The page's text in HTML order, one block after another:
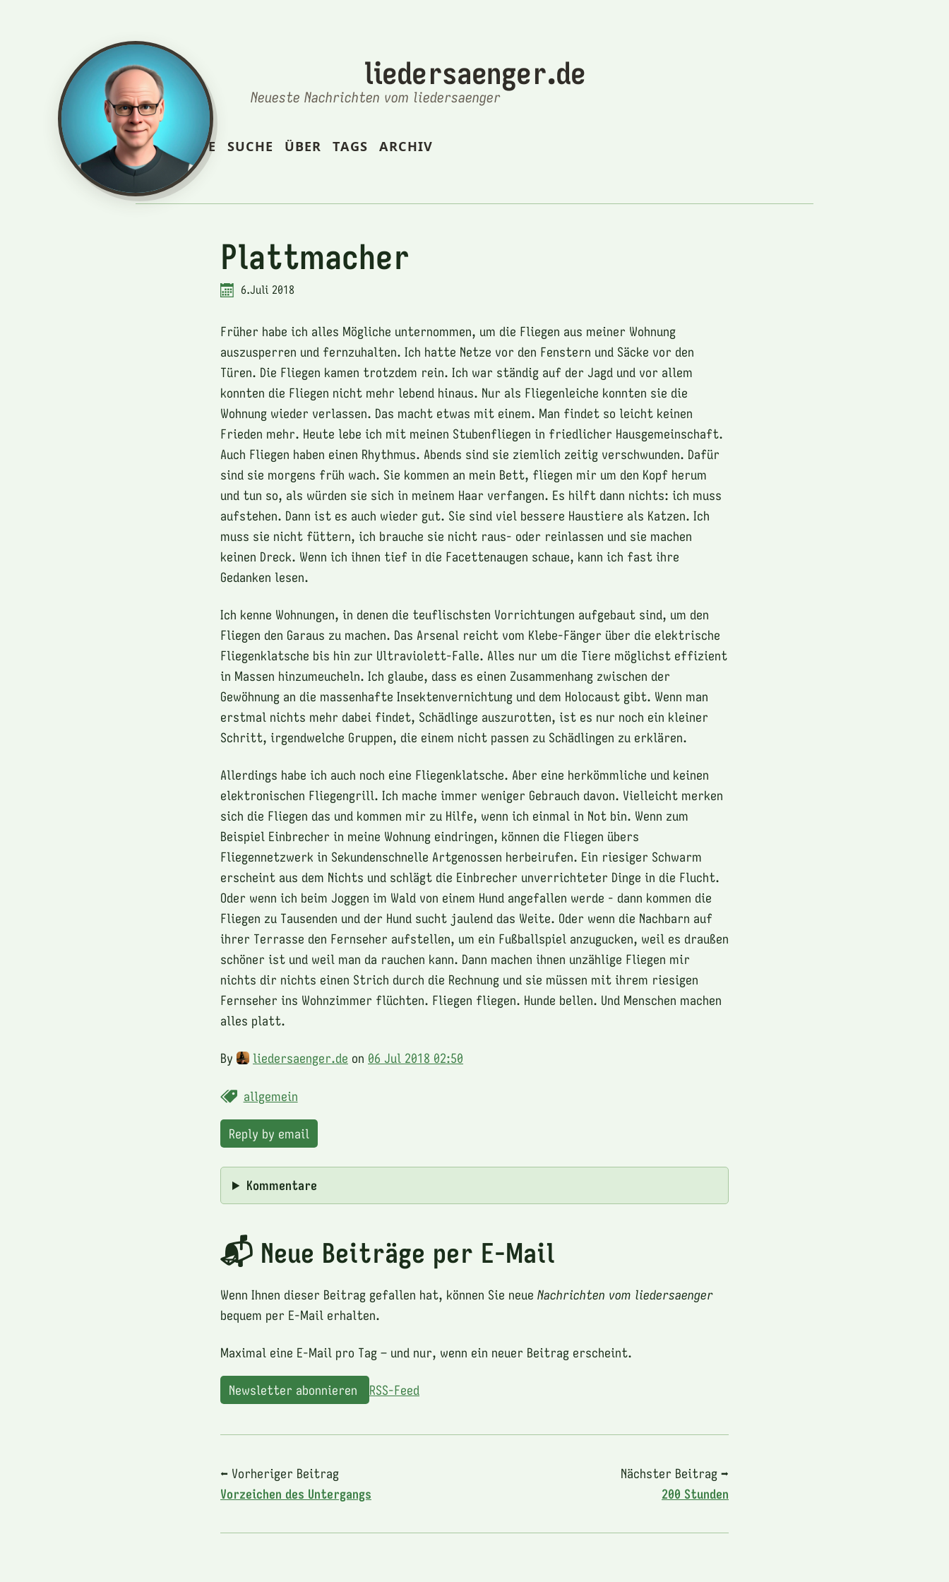
liedersaenger.de
Neueste Nachrichten vom liedersaenger
STARTSEITE SUCHE ÜBER TAGS ARCHIV
Plattmacher
6.Juli 2018
Früher habe ich alles Mögliche unternommen, um die Fliegen aus meiner Wohnung
auszusperren und fernzuhalten. Ich hatte Netze vor den Fenstern und Säcke vor den
Türen. Die Fliegen kamen trotzdem rein. Ich war ständig auf der Jagd und vor allem
konnten die Fliegen nicht mehr lebend hinaus. Nur als Fliegenleiche konnten sie die
Wohnung wieder verlassen. Das macht etwas mit einem. Man findet so leicht keinen
Frieden mehr. Heute lebe ich mit meinen Stubenfliegen in friedlicher Hausgemeinschaft.
Auch Fliegen haben einen Rhythmus. Abends sind sie ziemlich zeitig verschwunden. Dafür
sind sie morgens früh wach. Sie kommen an mein Bett, fliegen mir um den Kopf herum
und tun so, als würden sie sich in meinem Haar verfangen. Es hilft dann nichts: ich muss
aufstehen. Dann ist es auch wieder gut. Sie sind viel bessere Haustiere als Katzen. Ich
muss sie nicht füttern, ich brauche sie nicht raus- oder reinlassen und sie machen
keinen Dreck. Wenn ich ihnen tief in die Facettenaugen schaue, kann ich fast ihre
Gedanken lesen.
Ich kenne Wohnungen, in denen die teuflischsten Vorrichtungen aufgebaut sind, um den
Fliegen den Garaus zu machen. Das Arsenal reicht vom Klebe-Fänger über die elektrische
Fliegenklatsche bis hin zur Ultraviolett-Falle. Alles nur um die Tiere möglichst effizient
in Massen hinzumeucheln. Ich glaube, dass es einen Zusammenhang zwischen der
Gewöhnung an die massenhafte Insektenvernichtung und dem Holocaust gibt. Wenn man
erstmal nichts mehr dabei findet, Schädlinge auszurotten, ist es nur noch ein kleiner
Schritt, irgendwelche Gruppen, die einem nicht passen zu Schädlingen zu erklären.
Allerdings habe ich auch noch eine Fliegenklatsche. Aber eine herkömmliche und keinen
elektronischen Fliegengrill. Ich mache immer weniger Gebrauch davon. Vielleicht merken
sich die Fliegen das und kommen mir zu Hilfe, wenn ich einmal in Not bin. Wenn zum
Beispiel Einbrecher in meine Wohnung eindringen, können die Fliegen übers
Fliegennetzwerk in Sekundenschnelle Artgenossen herbeirufen. Ein riesiger Schwarm
erscheint aus dem Nichts und schlägt die Einbrecher unverrichteter Dinge in die Flucht.
Oder wenn ich beim Joggen im Wald von einem Hund angefallen werde - dann kommen die
Fliegen zu Tausenden und der Hund sucht jaulend das Weite. Oder wenn die Nachbarn auf
ihrer Terrasse den Fernseher aufstellen, um ein Fußballspiel anzugucken, weil es draußen
schöner ist und weil man da rauchen kann. Dann machen ihnen unzählige Fliegen mir
nichts dir nichts einen Strich durch die Rechnung und sie müssen mit ihrem riesigen
Fernseher ins Wohnzimmer flüchten. Fliegen fliegen. Hunde bellen. Und Menschen machen
alles platt.
By liedersaenger.de on 06 Jul 2018 02:50
allgemein
Reply by email
Kommentare
📬 Neue Beiträge per E-Mail
Wenn Ihnen dieser Beitrag gefallen hat, können Sie neue Nachrichten vom liedersaenger
bequem per E-Mail erhalten.
Maximal eine E-Mail pro Tag – und nur, wenn ein neuer Beitrag erscheint.
Newsletter abonnieren RSS-Feed
⬅ Vorheriger Beitrag
Vorzeichen des Untergangs
Nächster Beitrag ➡
200 Stunden